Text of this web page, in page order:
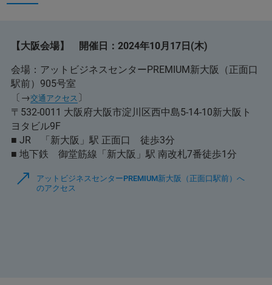
【大阪会場】 開催日：2024年10月17日(木)
会場：アットビジネスセンターPREMIUM新大阪（正面口
駅前）905号室
〔→交通アクセス 〕
〒532-0011 大阪府大阪市淀川区西中島5-14-10新大阪ト
ヨタビル9F
■ JR 「新大阪」駅 正面口 徒歩3分
■ 地下鉄 御堂筋線「新大阪」駅 南改札7番徒歩1分
アットビジネスセンターPREMIUM新大阪（正面口駅前）へ
のアクセス